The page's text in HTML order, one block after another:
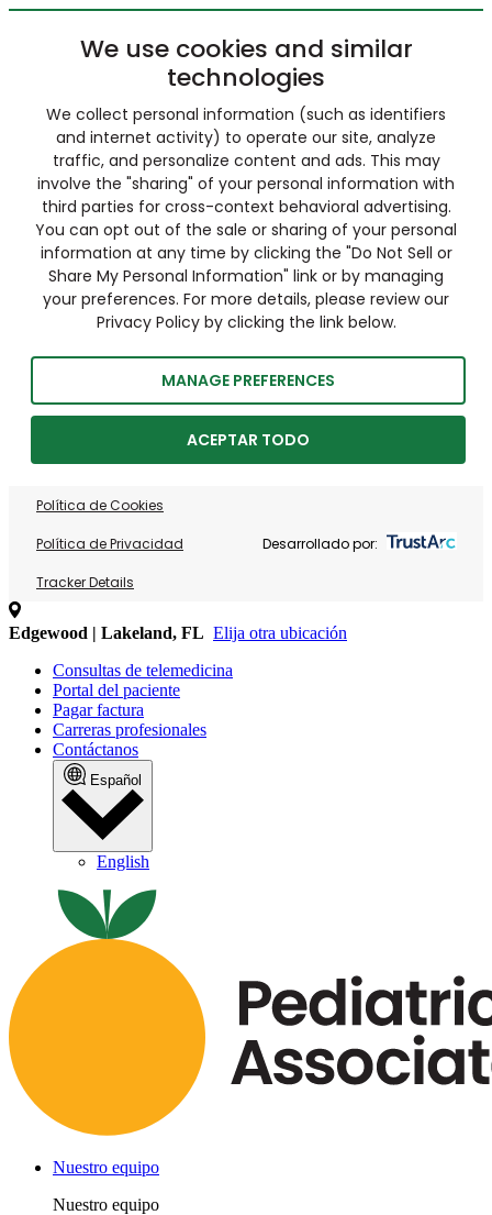
We use cookies and similar
technologies
We collect personal information (such as identifiers
and internet activity) to operate our site, analyze
traffic, and personalize content and ads. This may
involve the "sharing" of your personal information with
third parties for cross-context behavioral advertising.
You can opt out of the sale or sharing of your personal
information at any time by clicking the "Do Not Sell or
Share My Personal Information" link or by managing
your preferences. For more details, please review our
Privacy Policy by clicking the link below.
MANAGE PREFERENCES
ACEPTAR TODO
Política de Cookies
Política de Privacidad
Tracker Details
Desarrollado por:
Edgewood | Lakeland, FL Elija otra ubicación
Consultas de telemedicina
Portal del paciente
Pagar factura
Carreras profesionales
Contáctanos
Español
English
Nuestro equipo
Nuestro equipo